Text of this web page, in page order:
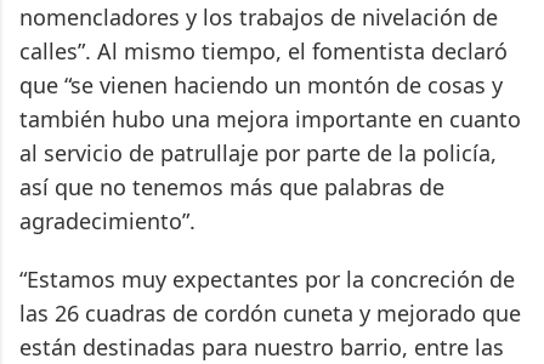
nomencladores y los trabajos de nivelación de
calles”. Al mismo tiempo, el fomentista declaró
que “se vienen haciendo un montón de cosas y
también hubo una mejora importante en cuanto
al servicio de patrullaje por parte de la policía,
así que no tenemos más que palabras de
agradecimiento”.
“Estamos muy expectantes por la concreción de
las 26 cuadras de cordón cuneta y mejorado que
están destinadas para nuestro barrio, entre las